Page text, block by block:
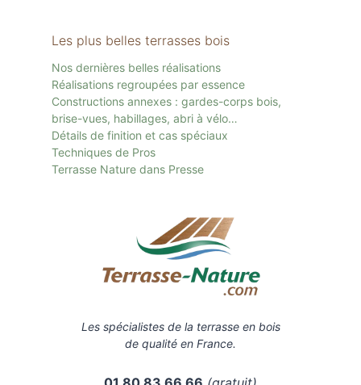
Les plus belles terrasses bois
Nos dernières belles réalisations
Réalisations regroupées par essence
Constructions annexes : gardes-corps bois,
brise-vues, habillages, abri à vélo…
Détails de finition et cas spéciaux
Techniques de Pros
Terrasse Nature dans Presse
Les spécialistes de la terrasse en bois
de qualité en France.